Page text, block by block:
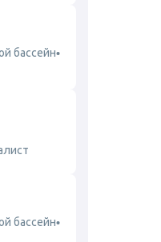
бассейн
бассейн